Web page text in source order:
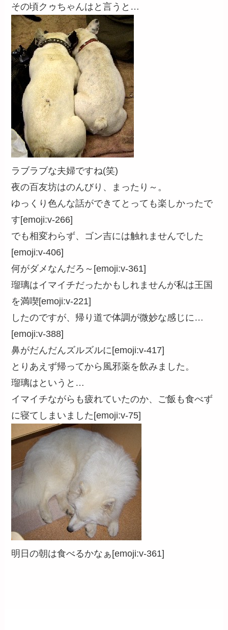
その頃クゥちゃんはと言うと…
ラブラブな夫婦ですね(笑)
夜の百友坊はのんびり、まったり～。
ゆっくり色んな話ができてとっても楽しかったで
す[emoji:v-266]
でも相変わらず、ゴン吉には触れませんでした
[emoji:v-406]
何がダメなんだろ～[emoji:v-361]
瑠璃はイマイチだったかもしれませんが私は王国
を満喫[emoji:v-221]
したのですが、帰り道で体調が微妙な感じに…
[emoji:v-388]
鼻がだんだんズルズルに[emoji:v-417]
とりあえず帰ってから風邪薬を飲みました。
瑠璃はというと…
イマイチながらも疲れていたのか、ご飯も食べず
に寝てしまいました[emoji:v-75]
明日の朝は食べるかなぁ[emoji:v-361]